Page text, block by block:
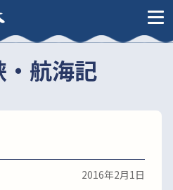
航海記
2016年2月1日